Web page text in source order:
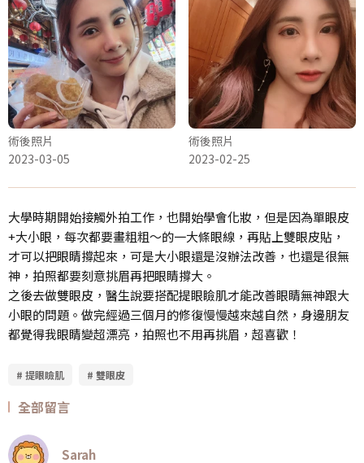
術後照片
2023-03-05
術後照片
2023-02-25
大學時期開始接觸外拍工作，也開始學會化妝，但是因為單眼皮
+大小眼，每次都要畫粗粗～的一大條眼線，再貼上雙眼皮貼，
才可以把眼睛撐起來，可是大小眼還是沒辦法改善，也還是很無
神，拍照都要刻意挑眉再把眼睛撐大。
之後去做雙眼皮，醫生說要搭配提眼瞼肌才能改善眼睛無神跟大
小眼的問題。做完經過三個月的修復慢慢越來越自然，身邊朋友
都覺得我眼睛變超漂亮，拍照也不用再挑眉，超喜歡！
# 提眼瞼肌 # 雙眼皮
全部留言
Sarah